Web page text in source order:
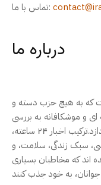
تماس با ما:
درباره ما
که به هیچ حزب دسته و
ای و موشکافانه به بررسی
مهمترین رویدادهای ایران و خاورمیانه می پردازد.ترکیب اخبار ۲۴ ساعته،
سبک زندگی، سلامت، و
اند که مخاطبان بسیاری